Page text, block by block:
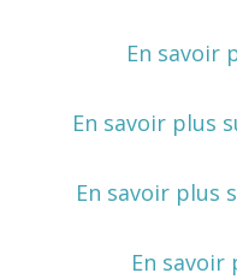
En savoir
En savoir plus
En savoir plus
En savoir